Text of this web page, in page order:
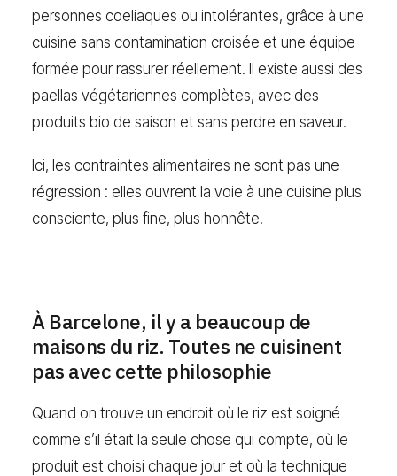
personnes coeliaques ou intolérantes, grâce à une
cuisine sans contamination croisée et une équipe
formée pour rassurer réellement. Il existe aussi des
paellas végétariennes complètes, avec des
produits bio de saison et sans perdre en saveur.
Ici, les contraintes alimentaires ne sont pas une
régression : elles ouvrent la voie à une cuisine plus
consciente, plus fine, plus honnête.
À Barcelone, il y a beaucoup de
maisons du riz. Toutes ne cuisinent
pas avec cette philosophie
Quand on trouve un endroit où le riz est soigné
comme s’il était la seule chose qui compte, où le
produit est choisi chaque jour et où la technique